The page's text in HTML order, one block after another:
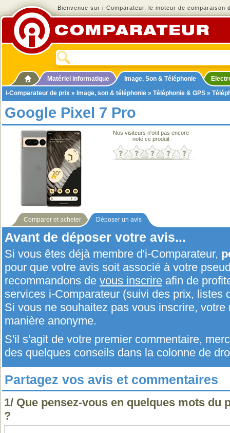
Bienvenue sur i-Comparateur, le moteur de comparaison
Matériel informatique Image, Son & Téléphonie
i-Comparateur de prix » Image, son & téléphonie » Téléphonie & GPS »
Google Pixel 7 Pro
Nos visiteurs n'ont pas encore
noté ce produit
Comparer et acheter Déposer un avis
Avant de déposer votre avis...
Si vous êtes déjà membre d'i-Comparateur,
pour que votre avis soit associé à votre
recommandons de vous inscrire afin de
services i-Comparateur (suivi des prix, listes
Si vous ne souhaitez pas vous inscrire,
manière anonyme.
S'il s'agit de votre premier commentaire,
des quelques conseils dans la colonne de
Partagez vos avis et commentaires
1/ Que pensez-vous en quelques mots du
?